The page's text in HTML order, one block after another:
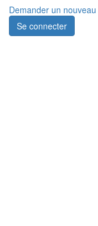
Demander un
Se connecter